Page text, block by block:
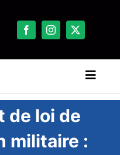
RECHERCHER:
LES UNES
de loi de
militaire :